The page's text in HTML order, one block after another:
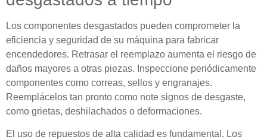
Los componentes desgastados pueden comprometer la
eficiencia y seguridad de su máquina para fabricar
encendedores. Retrasar el reemplazo aumenta el riesgo de
daños mayores a otras piezas. Inspeccione periódicamente
componentes como correas, sellos y engranajes.
Reemplácelos tan pronto como note signos de desgaste,
como grietas, deshilachados o deformaciones.
El uso de repuestos de alta calidad es fundamental. Los